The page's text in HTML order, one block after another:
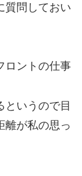
質問しておい
ロントの仕事
というので目
離が私の思っ